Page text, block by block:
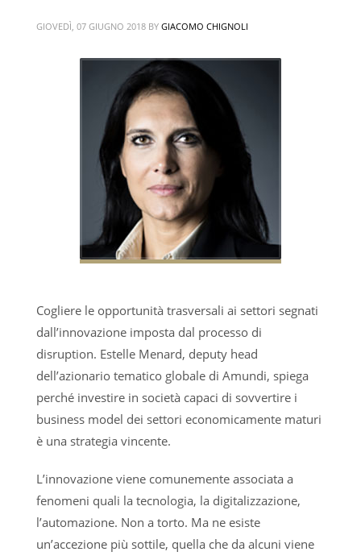
GIOVEDÌ, 07 GIUGNO 2018 BY GIACOMO CHIGNOLI
Cogliere le opportunità trasversali ai settori segnati
dall’innovazione imposta dal processo di
disruption. Estelle Menard, deputy head
dell’azionario tematico globale di Amundi, spiega
perché investire in società capaci di sovvertire i
business model dei settori economicamente maturi
è una strategia vincente.
L’innovazione viene comunemente associata a
fenomeni quali la tecnologia, la digitalizzazione,
l’automazione. Non a torto. Ma ne esiste
un’accezione più sottile, quella che da alcuni viene